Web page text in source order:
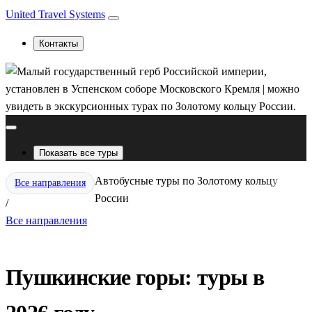
United Travel Systems
Контакты
Показать все туры
Все направления
/
Автобусные туры по Золотому кольцу
России
Все направления
Пушкинские горы: туры в